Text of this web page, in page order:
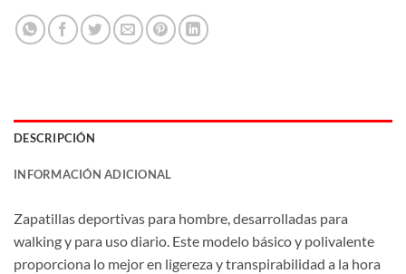
DESCRIPCIÓN
INFORMACIÓN ADICIONAL
Zapatillas deportivas para hombre, desarrolladas para
walking y para uso diario. Este modelo básico y polivalente
proporciona lo mejor en ligereza y transpirabilidad a la hora